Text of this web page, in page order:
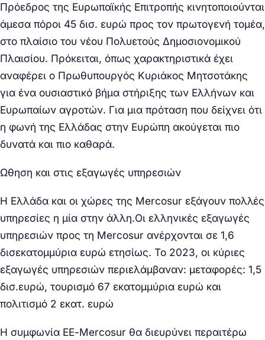
Πρόεδρος της Ευρωπαϊκής Επιτροπής κινητοποιούνται
άμεσα πόροι 45 δισ. ευρώ προς τον πρωτογενή τομέα,
στο πλαίσιο του νέου Πολυετούς Δημοσιονομικού
Πλαισίου. Πρόκειται, όπως χαρακτηριστικά έχει
αναφέρει ο Πρωθυπουργός Κυριάκος Μητσοτάκης
για ένα ουσιαστικό βήμα στήριξης των Ελλήνων και
Ευρωπαίων αγροτών. Για μια πρόταση που δείχνει ότι
η φωνή της Ελλάδας στην Ευρώπη ακούγεται πιο
δυνατά και πιο καθαρά.
Ωθηση και στις εξαγωγές υπηρεσιών
Η Ελλάδα και οι χώρες της Mercosur εξάγουν πολλές
υπηρεσίες η μία στην άλλη.Οι ελληνικές εξαγωγές
υπηρεσιών προς τη Mercosur ανέρχονται σε 1,6
δισεκατομμύρια ευρώ ετησίως. Το 2023, οι κύριες
εξαγωγές υπηρεσιών περιελάμβαναν: μεταφορές: 1,5
δισ.ευρώ, τουρισμό 67 εκατομμύρια ευρώ και
πολιτισμό 2 εκατ. ευρώ
Η συμφωνία ΕΕ-Mercosur θα διευρύνει περαιτέρω